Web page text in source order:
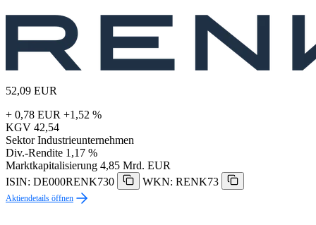
52,09 EUR
+ 0,78 EUR +1,52 %
KGV 42,54
Sektor Industrieunternehmen
Div.-Rendite 1,17 %
Marktkapitalisierung 4,85 Mrd. EUR
ISIN: DE000RENK730
WKN: RENK73
Aktiendetails öffnen